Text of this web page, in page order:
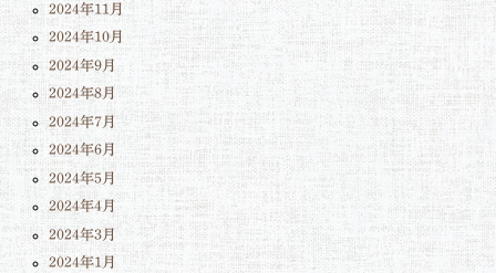
2024年11月
2024年10月
2024年9月
2024年8月
2024年7月
2024年6月
2024年5月
2024年4月
2024年3月
2024年1月